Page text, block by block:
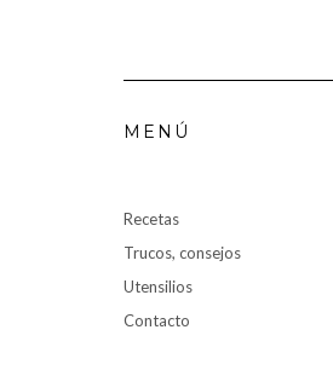
MENÚ
Recetas
Trucos, consejos
Utensilios
Contacto